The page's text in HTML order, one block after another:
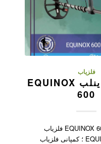
فلزیاب
فلزیاب ماینلب EQUINOX
600
فلزیاب ماینلب EQUINOX 600 فلزیاب
ماینلب EQUINOX 600 ؛ کمپانی فلزیاب